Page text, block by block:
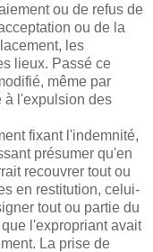
ou de refus de
ou de la
les
lieux. Passé ce
même par
à l'expulsion des
fixant l'indemnité,
présumer qu'en
recouvrer tout ou
en restitution, celui-
tout ou partie du
l'expropriant avait
La prise de